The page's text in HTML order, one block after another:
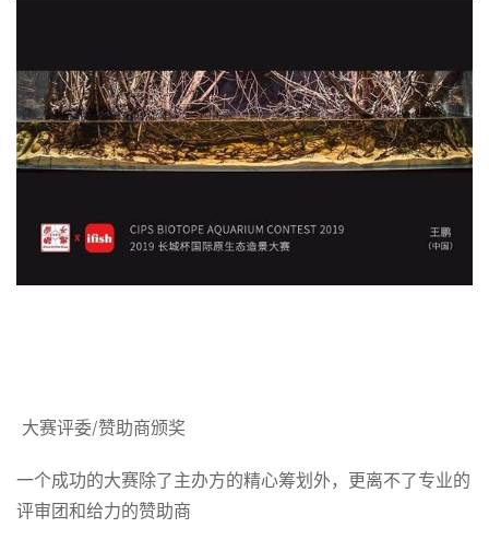
大赛评委/赞助商颁奖
一个成功的大赛除了主办方的精心筹划外，更离不了专业的
评审团和给力的赞助商